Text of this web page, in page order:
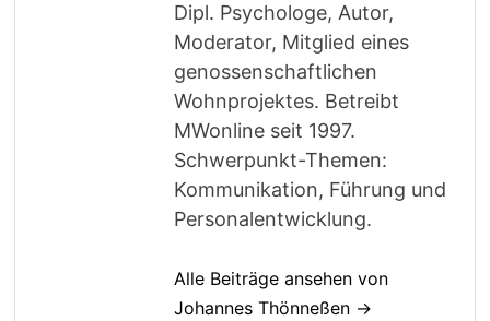
Dipl. Psychologe, Autor,
Moderator, Mitglied eines
genossenschaftlichen
Wohnprojektes. Betreibt
MWonline seit 1997.
Schwerpunkt-Themen:
Kommunikation, Führung und
Personalentwicklung.
Alle Beiträge ansehen von
Johannes Thönneßen →